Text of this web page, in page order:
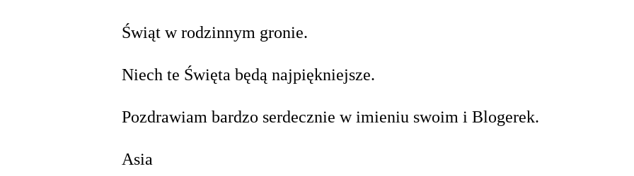
Świąt w rodzinnym gronie.
Niech te Święta będą najpiękniejsze.
Pozdrawiam bardzo serdecznie w imieniu swoim i Blogerek.
Asia